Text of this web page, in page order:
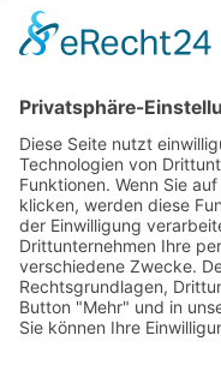
eine zentrale
zwischen
praktischer
Bedeutung für
Coaching kann
© 2026 Frank Hartung Ihr